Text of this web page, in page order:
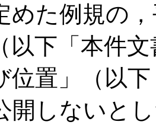
めた例規の
以下「本件
位置」（以
開しないと